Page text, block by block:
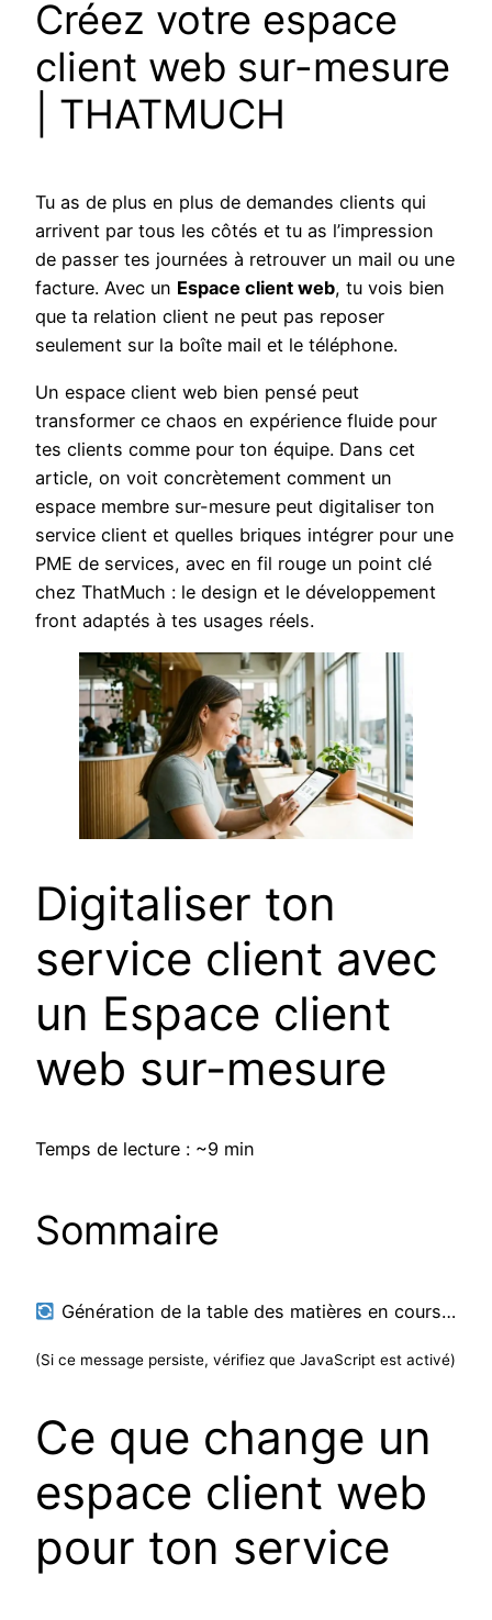
Créez votre espace
client web sur-mesure
| THATMUCH
Tu as de plus en plus de demandes clients qui
arrivent par tous les côtés et tu as l’impression
de passer tes journées à retrouver un mail ou une
facture. Avec un Espace client web, tu vois bien
que ta relation client ne peut pas reposer
seulement sur la boîte mail et le téléphone.
Un espace client web bien pensé peut
transformer ce chaos en expérience fluide pour
tes clients comme pour ton équipe. Dans cet
article, on voit concrètement comment un
espace membre sur-mesure peut digitaliser ton
service client et quelles briques intégrer pour une
PME de services, avec en fil rouge un point clé
chez ThatMuch : le design et le développement
front adaptés à tes usages réels.
Digitaliser ton
service client avec
un Espace client
web sur-mesure
Temps de lecture : ~9 min
Sommaire
Génération de la table des matières en cours…
(Si ce message persiste, vérifiez que JavaScript est activé)
Ce que change un
espace client web
pour ton service